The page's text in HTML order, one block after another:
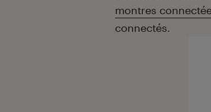
montres
connectés.